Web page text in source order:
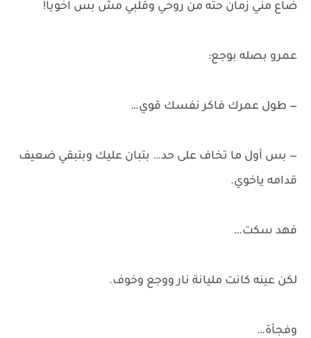
ضاع مني زمان حته من روحي وقلبي مش بس اخويا!
عمرو بصله بوجع:
— طول عمرك فاكر نفسك قوي…
— بس أول ما تخاف على حد… بتبان عليك وبتبقي ضعيف
قدامه ياخوي.
فهد سكت…
لكن عينه كانت مليانة نار ووجع وخوف.
وفجأة…